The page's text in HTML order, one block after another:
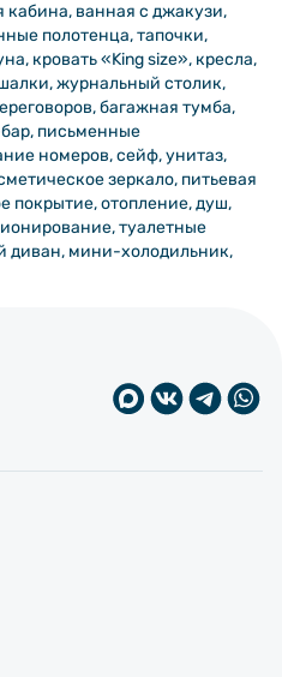
ванная с джакузи,
полотенца, тапочки,
кровать «King size», кресла,
журнальный столик,
багажная тумба,
письменные
номеров, сейф, унитаз,
зеркало, питьевая
покрытие, отопление, душ,
туалетные
диван, мини-холодильник,